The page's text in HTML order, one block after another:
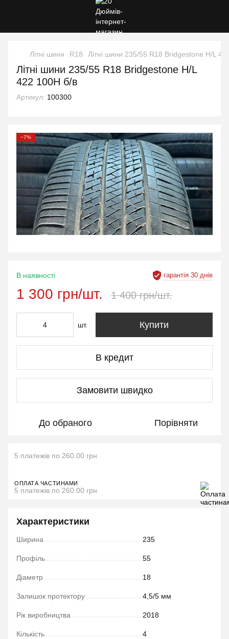
Літні шини R18 Літні шини 235/55 R18 Bridgestone H/L
Літні шини 235/55 R18 Bridgestone H/L
422 100H б/в
Артикул: 100300
−7%
гарантія 30 днів
В наявності
1 300 грн/шт. 1 400 грн/шт.
шт. Купити
В кредит
Замовити швидко
До обраного Порівняти
5 платежів по 260.00 грн
ОПЛАТА ЧАСТИНАМИ
5 платежів по 260.00 грн
Характеристики
Ширина 235
Профіль 55
Діаметр 18
Залишок протектору 4,5/5 мм
Рік виробництва 2018
Кількість 4